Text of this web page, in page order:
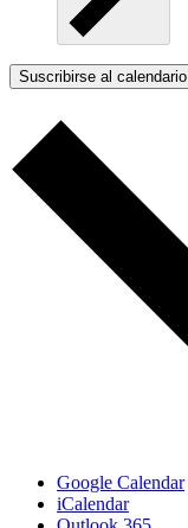
Suscribirse al calendario
Google Calendar
iCalendar